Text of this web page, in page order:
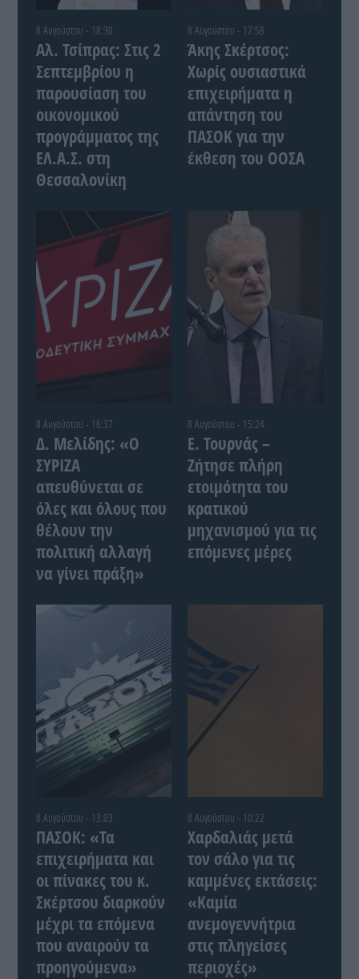
8 Αυγούστου - 18:30
Αλ. Τσίπρας: Στις 2
Σεπτεμβρίου η
παρουσίαση του
οικονομικού
προγράμματος της
ΕΛ.Α.Σ. στη
Θεσσαλονίκη
8 Αυγούστου - 17:58
Άκης Σκέρτσος:
Χωρίς ουσιαστικά
επιχειρήματα η
απάντηση του
ΠΑΣΟΚ για την
έκθεση του ΟΟΣΑ
8 Αυγούστου - 16:37
Δ. Μελίδης: «Ο
ΣΥΡΙΖΑ
απευθύνεται σε
όλες και όλους που
θέλουν την
πολιτική αλλαγή
να γίνει πράξη»
8 Αυγούστου - 15:24
Ε. Τουρνάς –
Ζήτησε πλήρη
ετοιμότητα του
κρατικού
μηχανισμού για τις
επόμενες μέρες
8 Αυγούστου - 13:03
ΠΑΣΟΚ: «Τα
επιχειρήματα και
οι πίνακες του κ.
Σκέρτσου διαρκούν
μέχρι τα επόμενα
που αναιρούν τα
προηγούμενα»
8 Αυγούστου - 10:22
Χαρδαλιάς μετά
τον σάλο για τις
καμμένες εκτάσεις:
«Καμία
ανεμογεννήτρια
στις πληγείσες
περιοχές»